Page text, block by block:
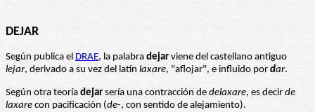
DEJAR
Según publica el DRAE, la palabra dejar viene del castellano antiguo
lejar, derivado a su vez del latín laxare, "aflojar", e influido por dar.
Según otra teoría dejar sería una contracción de delaxare, es decir de
laxare con pacificación (de-, con sentido de alejamiento).